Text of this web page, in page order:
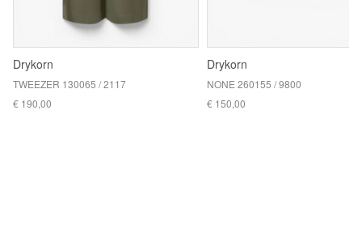
Drykorn
TWEEZER 130065 / 2117
€ 190,00
Drykorn
NONE 260155 / 9800
€ 150,00